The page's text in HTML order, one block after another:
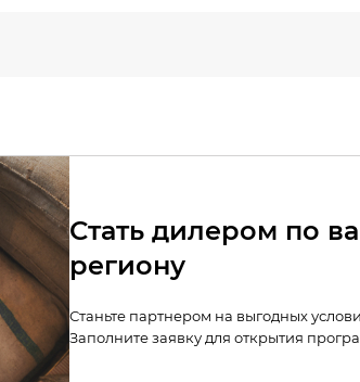
Стать дилером по
региону
Станьте партнером на выгодных
Заполните заявку для открытия